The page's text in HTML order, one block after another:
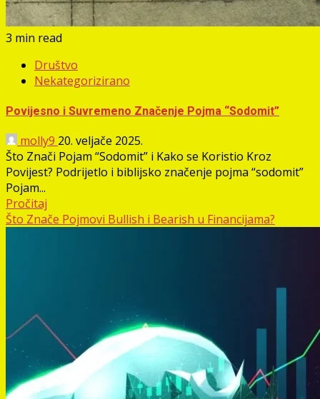
3 min read
Društvo
Nekategorizirano
Povijesno i Suvremeno Značenje Pojma “Sodomit”
molly9 20. veljače 2025.
Što Znači Pojam “Sodomit” i Kako se Koristio Kroz
Povijest? Podrijetlo i biblijsko značenje pojma “sodomit”
Pojam...
Pročitaj
Što Znače Pojmovi Bullish i Bearish u Financijama?